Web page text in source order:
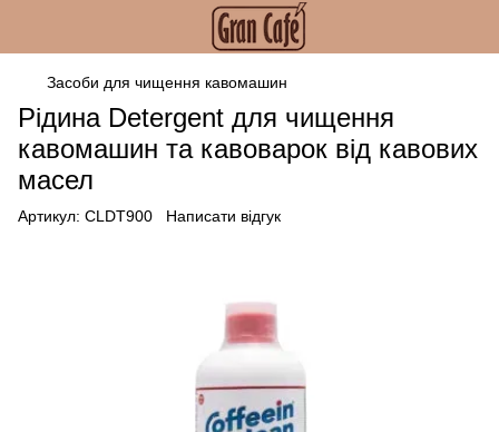
Засоби для чищення кавомашин
Рідина Detergent для чищення
кавомашин та кавоварок від кавових
масел
Артикул: CLDT900 Написати відгук